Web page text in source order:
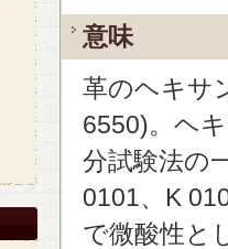
意味
革のヘキサ
6550)。ヘ
分試験法の
0101、K
で微酸性と